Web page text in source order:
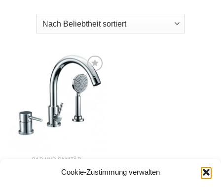
Cookie-Zustimmung verwalten
Zur
Wunschliste
hinzufügen
BAD UND SANITÄR
Badarmatur 3 Loch
Wannenrandarmatur DEN